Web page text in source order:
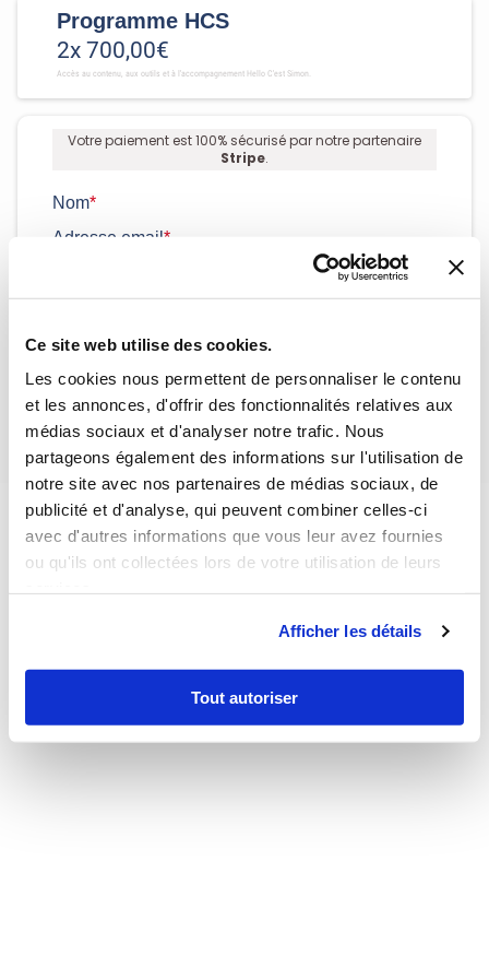
Ce site web utilise des cookies.
Les cookies nous permettent de personnaliser le contenu
et les annonces, d'offrir des fonctionnalités relatives aux
médias sociaux et d'analyser notre trafic. Nous
partageons également des informations sur l'utilisation de
notre site avec nos partenaires de médias sociaux, de
publicité et d'analyse, qui peuvent combiner celles-ci
avec d'autres informations que vous leur avez fournies
ou qu'ils ont collectées lors de votre utilisation de leurs
Afficher les détails
Tout autoriser
Programme HCS
2x 700,00€
Accès au contenu, aux outils et à l'accompagnement Hello C'est Simon.
Votre paiement est 100% sécurisé par notre partenaire
Stripe.
Nom*
Adresse email*
Paiements 100% sûrs et sécurisés.